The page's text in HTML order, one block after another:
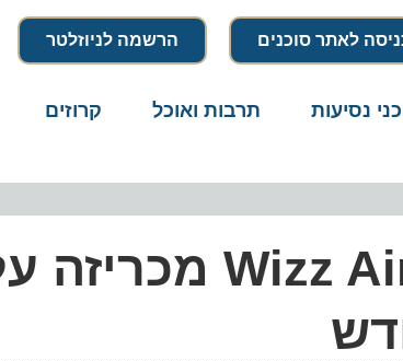
לאתר סוכנים הרשמה לניוזלטר
נסיעות תרבות ואוכל קרוזים
השמיים נפתחים מחדש: Wizz Air מכריזה על